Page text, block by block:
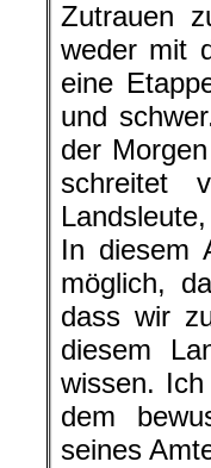
Zutrauen
weder mit
eine
und
der
schreitet
In diesem
möglich,
dass wir
diesem
wissen.
dem
seines